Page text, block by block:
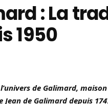
: La
1950
de Galimard,
Jean de Galimard depuis